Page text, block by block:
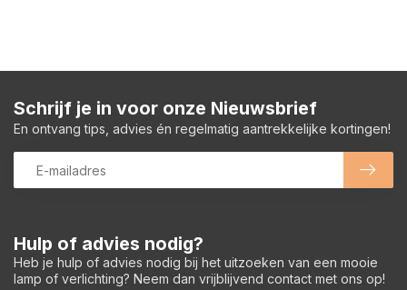
Hulp of advies nodig?
Heb je hulp of advies nodig bij het uitzoeken van een mooie
lamp of verlichting? Neem dan vrijblijvend contact met ons op!
Schrijf je in voor onze Nieuwsbrief
En ontvang tips, advies én regelmatig aantrekkelijke kortingen!